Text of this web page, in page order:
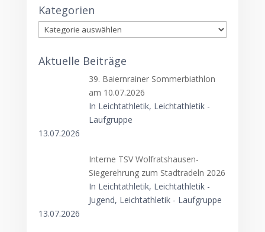
Kategorien
Kategorien
Aktuelle Beiträge
39. Baiernrainer Sommerbiathlon
am 10.07.2026
In Leichtathletik, Leichtathletik -
Laufgruppe
13.07.2026
Interne TSV Wolfratshausen-
Siegerehrung zum Stadtradeln 2026
In Leichtathletik, Leichtathletik -
Jugend, Leichtathletik - Laufgruppe
13.07.2026